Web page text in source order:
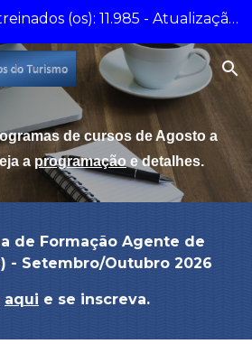
Total de alunos (as) treinados (os): 11.985 - Atualização - 30/07/2026
de cursos de Agosto a
a programação e detalhes.
de Formação Agente de
- Setembro/Outubro 2026
aqui e se inscreva.